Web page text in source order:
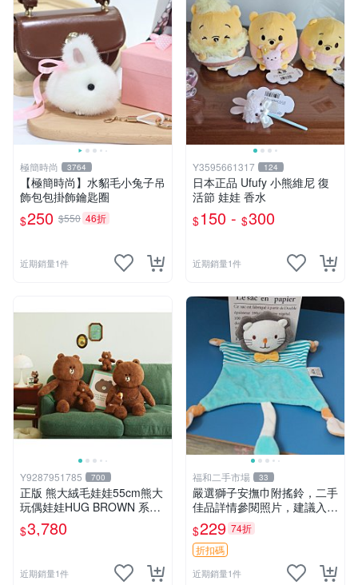
極簡時尚 3764
【極簡時尚】水貂毛小兔子吊
飾包包掛飾鑰匙圈
$250 $550 46折
近期銷量1件
Y3595661317 124
日本正品 Ufufy 小熊維尼 復
活節 娃娃 香水
$150 - $300
近期銷量1件
Y9287951785 700
正版 熊大絨毛娃娃55cm熊大
玩偶娃娃HUG BROWN 系列
55公分韓國 line friends熊大
玩偶娃娃禮物生日
$3,780
近期銷量1件
福和二手市場 33
嚴選獅子安撫巾附搖鈴，二手
佳品詳情參閱照片，建議入手
前多加斟酌。獅子 撫慰巾 達
人必備
$229 74折
折扣碼
近期銷量1件